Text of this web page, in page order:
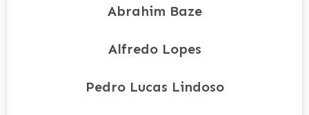
Abrahim Baze
Alfredo Lopes
Pedro Lucas Lindoso